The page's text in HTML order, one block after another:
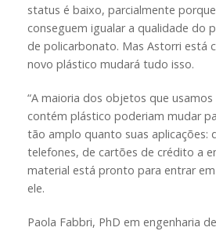
status é baixo, parcialmente
conseguem igualar a qualidade do
de policarbonato. Mas Astorri está
novo plástico mudará tudo isso.
“A maioria dos objetos que
contém plástico poderiam mudar
tão amplo quanto suas aplicações:
telefones, de cartões de crédito a
material está pronto para entrar em
ele.
Paola Fabbri, PhD em engenharia